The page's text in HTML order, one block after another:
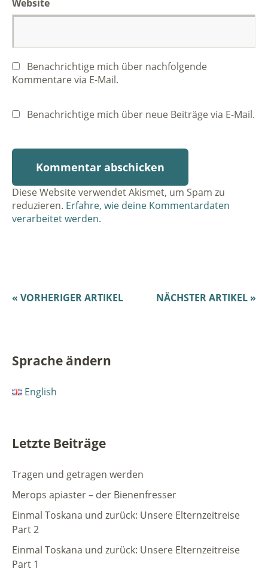
Website
Benachrichtige mich über nachfolgende
Kommentare via E-Mail.
Benachrichtige mich über neue Beiträge via E-Mail.
Diese Website verwendet Akismet, um Spam zu
reduzieren. Erfahre, wie deine Kommentardaten
verarbeitet werden.
NÄCHSTER ARTIKEL »
« VORHERIGER ARTIKEL
Sprache ändern
English
Letzte Beiträge
Tragen und getragen werden
Merops apiaster – der Bienenfresser
Einmal Toskana und zurück: Unsere Elternzeitreise
Part 2
Einmal Toskana und zurück: Unsere Elternzeitreise
Part 1